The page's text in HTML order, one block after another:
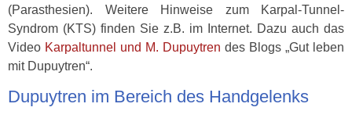
(Parasthesien). Weitere Hinweise zum Karpal-Tunnel-
Syndrom (KTS) finden Sie z.B. im Internet. Dazu auch das
Video Karpaltunnel und M. Dupuytren des Blogs „Gut leben
mit Dupuytren“.
Dupuytren im Bereich des Handgelenks